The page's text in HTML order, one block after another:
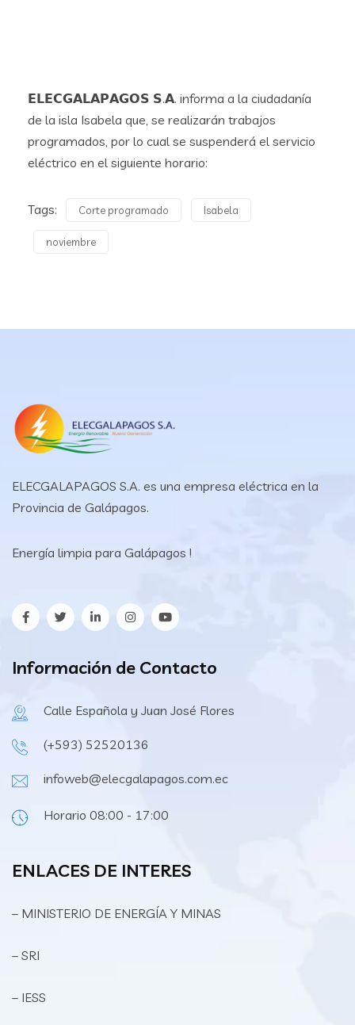
𝗘𝗟𝗘𝗖𝗚𝗔𝗟𝗔𝗣𝗔𝗚𝗢𝗦 𝗦.𝗔. informa a la ciudadanía
de la isla Isabela que, se realizarán trabajos
programados, por lo cual se suspenderá el servicio
eléctrico en el siguiente horario:
Tags: Corte programado Isabela
noviembre
ELECGALAPAGOS S.A. es una empresa eléctrica en la
Provincia de Galápagos.
Energía limpia para Galápagos !
Información de Contacto
Calle Española y Juan José Flores
(+593) 52520136
infoweb@elecgalapagos.com.ec
Horario 08:00 - 17:00
ENLACES DE INTERES
– MINISTERIO DE ENERGÍA Y MINAS
– SRI
– IESS